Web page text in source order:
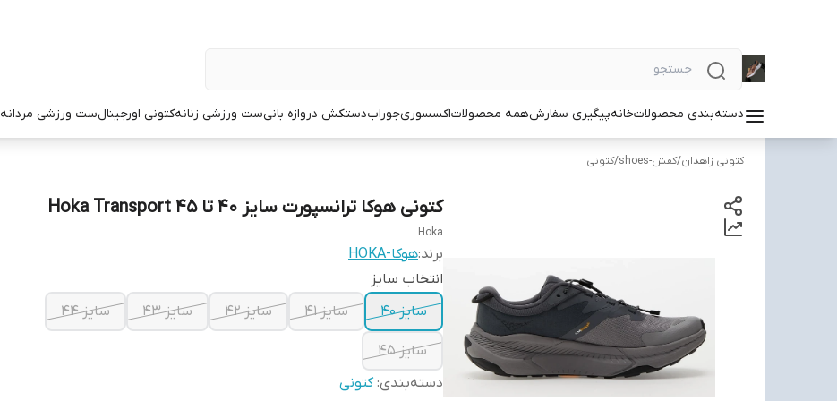
دسته‌بندی محصولاتخانهپیگیری سفارشهمه محصولاتاکسسوریجورابدستکش دروازه بانیست ورزشی زنانهکتونی اورجینالست ورزشی مردانه
کتونی زاهدان/کفش-shoes /کتونی
کتونی هوکا ترانسپورت سایز ۴۰ تا ۴۵ Hoka Transport
Hoka
برند:هوکا-HOKA
انتخاب سایز
سایز ۴۰
سایز ۴۱ سایز ۴۲ سایز ۴۳ سایز ۴۴
سایز ۴۵
دسته‌بندی:کتونی